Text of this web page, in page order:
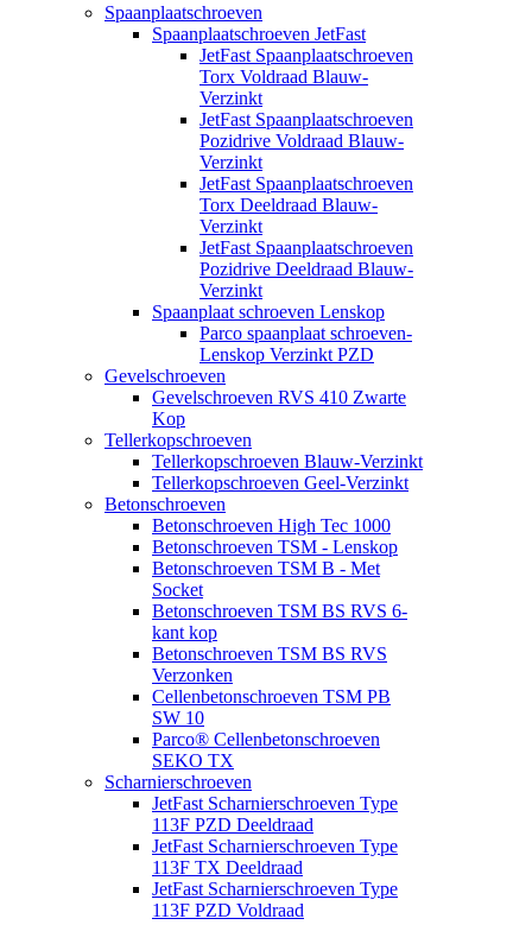
Spaanplaatschroeven
Spaanplaatschroeven JetFast
JetFast Spaanplaatschroeven
Torx Voldraad Blauw-
Verzinkt
JetFast Spaanplaatschroeven
Pozidrive Voldraad Blauw-
Verzinkt
JetFast Spaanplaatschroeven
Torx Deeldraad Blauw-
Verzinkt
JetFast Spaanplaatschroeven
Pozidrive Deeldraad Blauw-
Verzinkt
Spaanplaat schroeven Lenskop
Parco spaanplaat schroeven-
Lenskop Verzinkt PZD
Gevelschroeven
Gevelschroeven RVS 410 Zwarte
Kop
Tellerkopschroeven
Tellerkopschroeven Blauw-Verzinkt
Tellerkopschroeven Geel-Verzinkt
Betonschroeven
Betonschroeven High Tec 1000
Betonschroeven TSM - Lenskop
Betonschroeven TSM B - Met
Socket
Betonschroeven TSM BS RVS 6-
kant kop
Betonschroeven TSM BS RVS
Verzonken
Cellenbetonschroeven TSM PB
SW 10
Parco® Cellenbetonschroeven
SEKO TX
Scharnierschroeven
JetFast Scharnierschroeven Type
113F PZD Deeldraad
JetFast Scharnierschroeven Type
113F TX Deeldraad
JetFast Scharnierschroeven Type
113F PZD Voldraad